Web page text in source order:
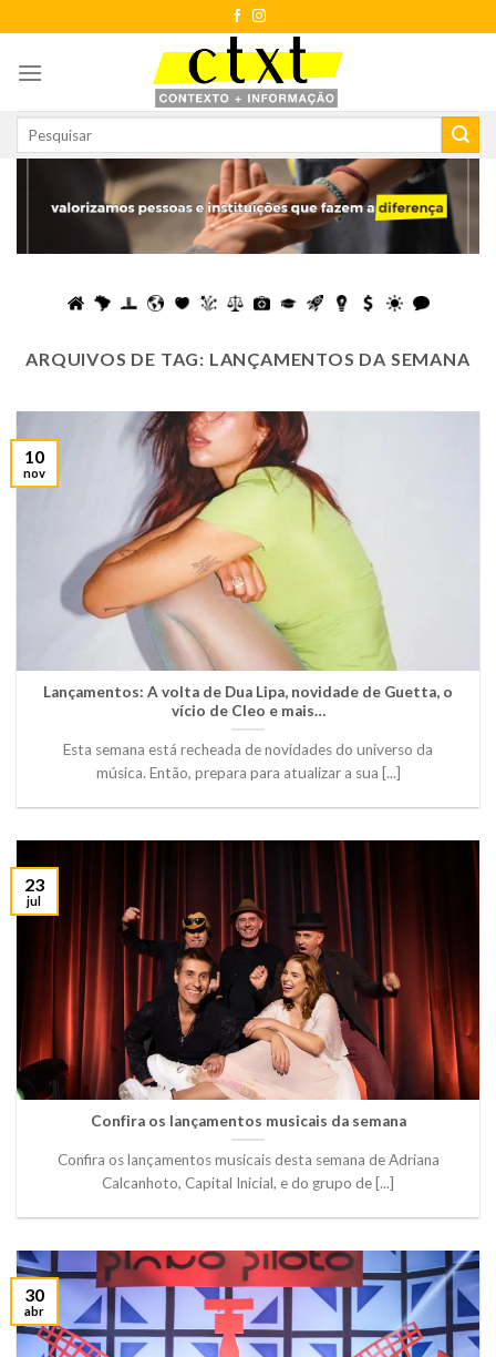
to
content
ARQUIVOS DE TAG: LANÇAMENTOS DA SEMANA
Lançamentos: A volta de Dua Lipa, novidade de Guetta, o
vício de Cleo e mais…
Esta semana está recheada de novidades do universo da
música. Então, prepara para atualizar a sua [...]
10
nov
Confira os lançamentos musicais da semana
Confira os lançamentos musicais desta semana de Adriana
Calcanhoto, Capital Inicial, e do grupo de [...]
23
jul
30
abr